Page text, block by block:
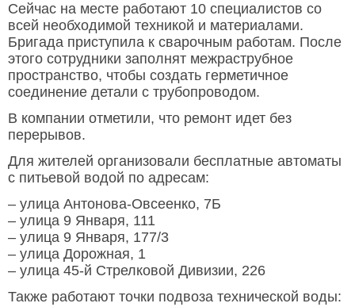
Сейчас на месте работают 10 специалистов со
всей необходимой техникой и материалами.
Бригада приступила к сварочным работам. После
этого сотрудники заполнят межраструбное
пространство, чтобы создать герметичное
соединение детали с трубопроводом.
В компании отметили, что ремонт идет без
перерывов.
Для жителей организовали бесплатные автоматы
с питьевой водой по адресам:
– улица Антонова-Овсеенко, 7Б
– улица 9 Января, 111
– улица 9 Января, 177/3
– улица Дорожная, 1
– улица 45-й Стрелковой Дивизии, 226
Также работают точки подвоза технической воды: